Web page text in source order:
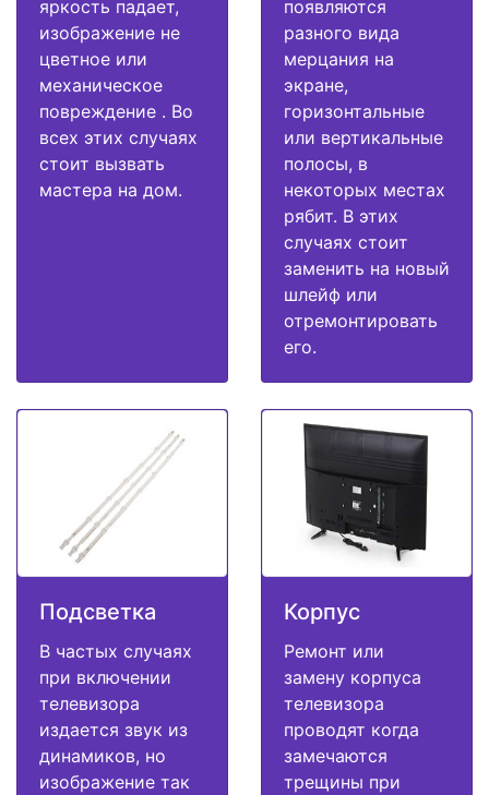
яркость падает,
изображение не
цветное или
механическое
повреждение . Во
всех этих случаях
стоит вызвать
мастера на дом.
появляются
разного вида
мерцания на
экране,
горизонтальные
или вертикальные
полосы, в
некоторых местах
рябит. В этих
случаях стоит
заменить на новый
шлейф или
отремонтировать
его.
Подсветка
В частых случаях
при включении
телевизора
издается звук из
динамиков, но
изображение так
Корпус
Ремонт или
замену корпуса
телевизора
проводят когда
замечаются
трещины при